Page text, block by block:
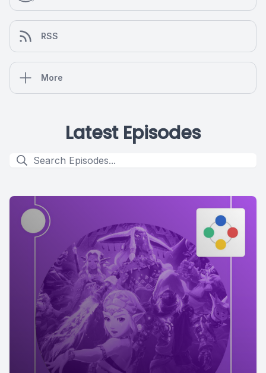
RSS
More
Latest Episodes